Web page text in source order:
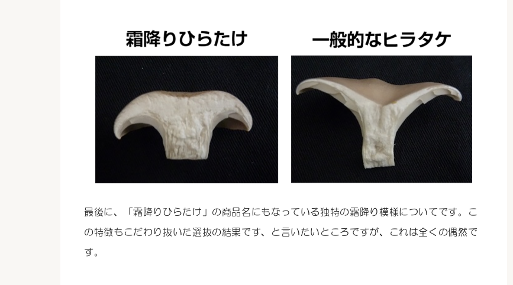
最後に、「霜降りひらたけ」の商品名にもなっている独特の霜降り模様についてです。こ
の特徴もこだわり抜いた選抜の結果です、と言いたいところですが、これは全くの偶然で
す。